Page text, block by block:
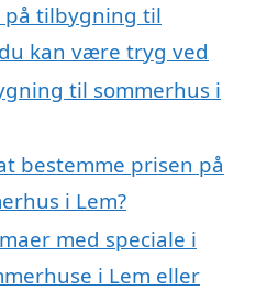
på tilbygning til
kan være tryg ved
til sommerhus i
bestemme prisen på
i Lem?
med speciale i
i Lem eller